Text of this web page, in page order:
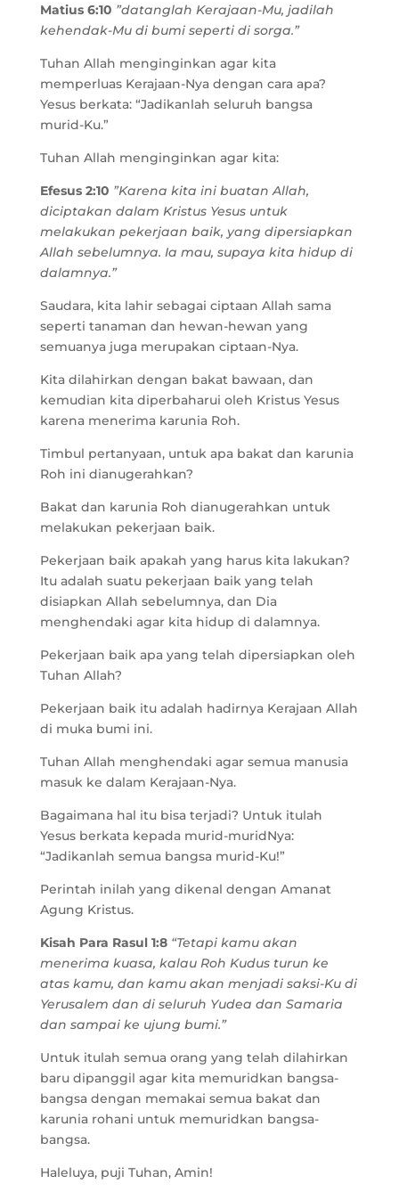
Matius 6:10 ”datanglah Kerajaan-Mu, jadilah
kehendak-Mu di bumi seperti di sorga.”
Tuhan Allah menginginkan agar kita
memperluas Kerajaan-Nya dengan cara apa?
Yesus berkata: “Jadikanlah seluruh bangsa
murid-Ku.”
Tuhan Allah menginginkan agar kita:
Efesus 2:10 ”Karena kita ini buatan Allah,
diciptakan dalam Kristus Yesus untuk
melakukan pekerjaan baik, yang dipersiapkan
Allah sebelumnya. Ia mau, supaya kita hidup di
dalamnya.”
Saudara, kita lahir sebagai ciptaan Allah sama
seperti tanaman dan hewan-hewan yang
semuanya juga merupakan ciptaan-Nya.
Kita dilahirkan dengan bakat bawaan, dan
kemudian kita diperbaharui oleh Kristus Yesus
karena menerima karunia Roh.
Timbul pertanyaan, untuk apa bakat dan karunia
Roh ini dianugerahkan?
Bakat dan karunia Roh dianugerahkan untuk
melakukan pekerjaan baik.
Pekerjaan baik apakah yang harus kita lakukan?
Itu adalah suatu pekerjaan baik yang telah
disiapkan Allah sebelumnya, dan Dia
menghendaki agar kita hidup di dalamnya.
Pekerjaan baik apa yang telah dipersiapkan oleh
Tuhan Allah?
Pekerjaan baik itu adalah hadirnya Kerajaan Allah
di muka bumi ini.
Tuhan Allah menghendaki agar semua manusia
masuk ke dalam Kerajaan-Nya.
Bagaimana hal itu bisa terjadi? Untuk itulah
Yesus berkata kepada murid-muridNya:
“Jadikanlah semua bangsa murid-Ku!”
Perintah inilah yang dikenal dengan Amanat
Agung Kristus.
Kisah Para Rasul 1:8 “Tetapi kamu akan
menerima kuasa, kalau Roh Kudus turun ke
atas kamu, dan kamu akan menjadi saksi-Ku di
Yerusalem dan di seluruh Yudea dan Samaria
dan sampai ke ujung bumi.”
Untuk itulah semua orang yang telah dilahirkan
baru dipanggil agar kita memuridkan bangsa-
bangsa dengan memakai semua bakat dan
karunia rohani untuk memuridkan bangsa-
bangsa.
Haleluya, puji Tuhan, Amin!